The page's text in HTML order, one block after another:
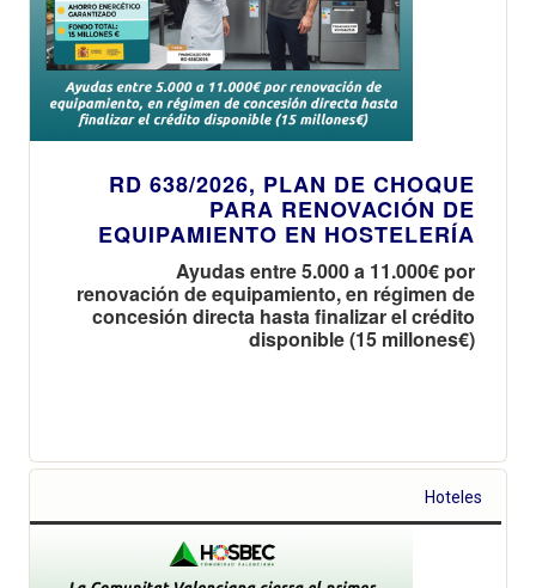
RD 638/2026, PLAN DE CHOQUE
PARA RENOVACIÓN DE
EQUIPAMIENTO EN HOSTELERÍA
Ayudas entre 5.000 a 11.000€ por
renovación de equipamiento, en régimen de
concesión directa hasta finalizar el crédito
disponible (15 millones€)
Hoteles